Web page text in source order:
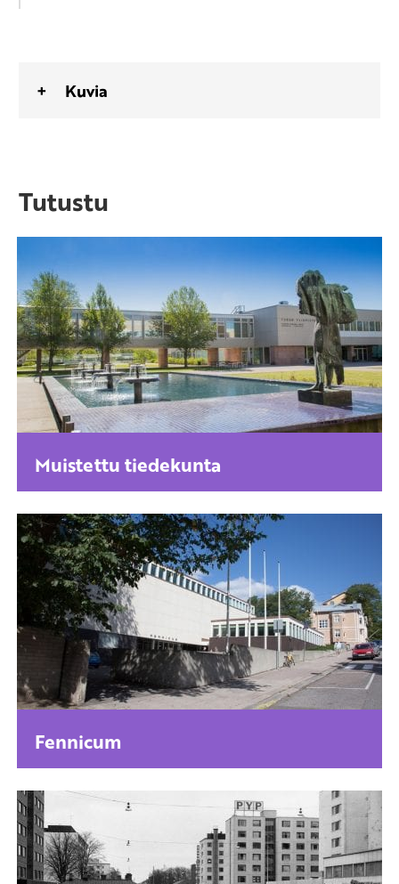
Kuvia
Tutustu
Muistettu tiedekunta
Fennicum